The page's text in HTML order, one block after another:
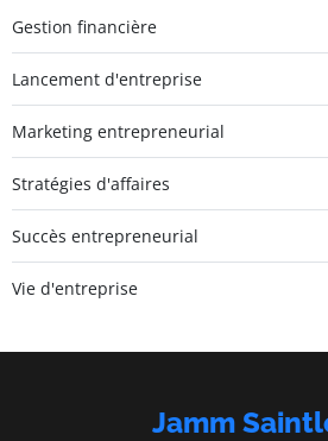
Gestion financière
Lancement d'entreprise
Marketing entrepreneurial
Stratégies d'affaires
Succès entrepreneurial
Vie d'entreprise
Jamm